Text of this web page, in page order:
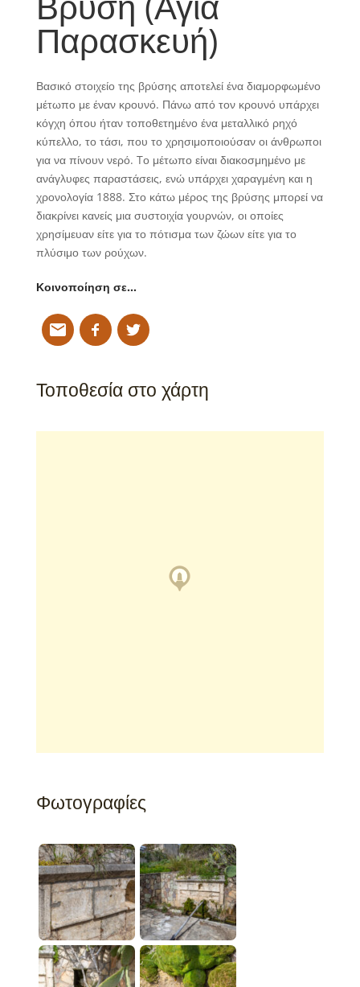
Παρασκευή)
Βασικό στοιχείο της βρύσης αποτελεί ένα διαμορφωμένο
μέτωπο με έναν κρουνό. Πάνω από τον κρουνό υπάρχει
κόγχη όπου ήταν τοποθετημένο ένα μεταλλικό ρηχό
κύπελλο, το τάσι, που το χρησιμοποιούσαν οι άνθρωποι
για να πίνουν νερό. Tο μέτωπο είναι διακοσμημένο με
ανάγλυφες παραστάσεις, ενώ υπάρχει χαραγμένη και η
χρονολογία 1888. Στο κάτω μέρος της βρύσης μπορεί να
διακρίνει κανείς μια συστοιχία γουρνών, οι οποίες
χρησίμευαν είτε για το πότισμα των ζώων είτε για το
πλύσιμο των ρούχων.
Κοινοποίηση σε…
Τοποθεσία στο χάρτη
Φωτογραφίες